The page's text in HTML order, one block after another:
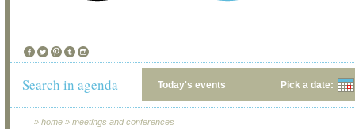
Search in agenda Today's events Pick a date:
» home » meetings and conferences